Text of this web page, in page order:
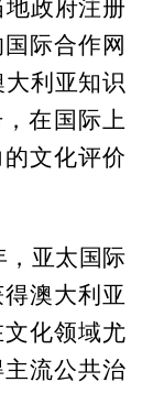
政府注册
际合作网
利亚知识
在国际上
文化评价
，亚太国际
澳大利亚
化领域尤
流公共治